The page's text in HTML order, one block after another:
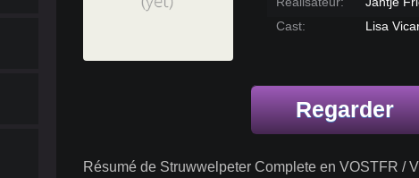
Cast:
Lisa
Regarder
Résumé de Struwwelpeter Complete en VOSTFR /